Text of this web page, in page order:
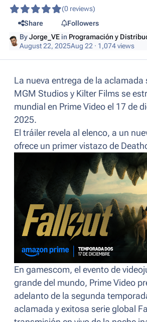
(0 reviews)
Share
Followers
ByJorge_VE in Programación y
August 22, 2025Aug 22 · 1,074 views
La nueva entrega de la aclamada
MGM Studios y Kilter Films se
mundial en Prime Video el 17 de
2025.
El tráiler revela al elenco, a un
ofrece un primer vistazo de
En gamescom, el evento de
grande del mundo, Prime Video
adelanto de la segunda
aclamada y exitosa serie global